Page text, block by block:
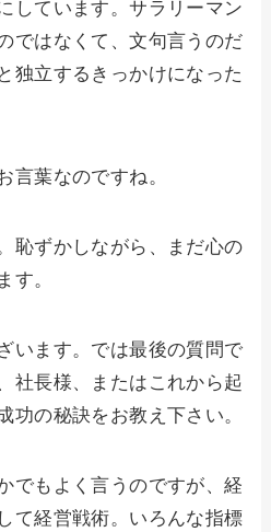
しています。サラリーマン
ではなくて、文句言うのだ
独立するきっかけになった
言葉なのですね。
恥ずかしながら、まだ心の
す。
います。では最後の質問で
社長様、またはこれから起
功の秘訣をお教え下さい。
でもよく言うのですが、経
て経営戦術。いろんな指標